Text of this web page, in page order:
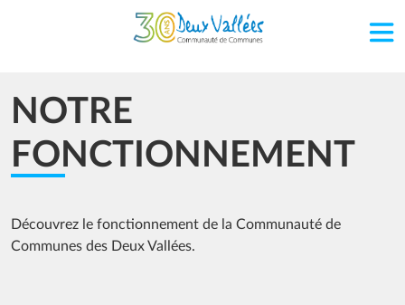
Aller au contenu principal
NOTRE
FONCTIONNEMENT
Découvrez le fonctionnement de la Communauté de
Communes des Deux Vallées.